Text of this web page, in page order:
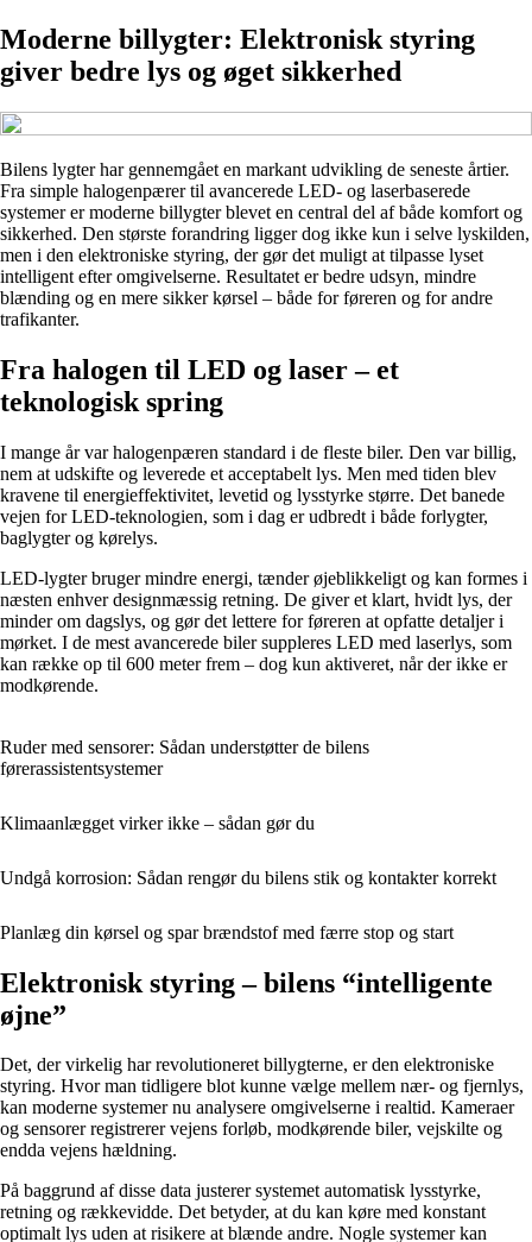
Moderne billygter: Elektronisk styring
giver bedre lys og øget sikkerhed
Bilens lygter har gennemgået en markant udvikling de seneste årtier.
Fra simple halogenpærer til avancerede LED- og laserbaserede
systemer er moderne billygter blevet en central del af både komfort og
sikkerhed. Den største forandring ligger dog ikke kun i selve lyskilden,
men i den elektroniske styring, der gør det muligt at tilpasse lyset
intelligent efter omgivelserne. Resultatet er bedre udsyn, mindre
blænding og en mere sikker kørsel – både for føreren og for andre
trafikanter.
Fra halogen til LED og laser – et
teknologisk spring
I mange år var halogenpæren standard i de fleste biler. Den var billig,
nem at udskifte og leverede et acceptabelt lys. Men med tiden blev
kravene til energieffektivitet, levetid og lysstyrke større. Det banede
vejen for LED-teknologien, som i dag er udbredt i både forlygter,
baglygter og kørelys.
LED-lygter bruger mindre energi, tænder øjeblikkeligt og kan formes i
næsten enhver designmæssig retning. De giver et klart, hvidt lys, der
minder om dagslys, og gør det lettere for føreren at opfatte detaljer i
mørket. I de mest avancerede biler suppleres LED med laserlys, som
kan række op til 600 meter frem – dog kun aktiveret, når der ikke er
modkørende.
Ruder med sensorer: Sådan understøtter de bilens
førerassistentsystemer
Klimaanlægget virker ikke – sådan gør du
Undgå korrosion: Sådan rengør du bilens stik og kontakter korrekt
Planlæg din kørsel og spar brændstof med færre stop og start
Elektronisk styring – bilens “intelligente
øjne”
Det, der virkelig har revolutioneret billygterne, er den elektroniske
styring. Hvor man tidligere blot kunne vælge mellem nær- og fjernlys,
kan moderne systemer nu analysere omgivelserne i realtid. Kameraer
og sensorer registrerer vejens forløb, modkørende biler, vejskilte og
endda vejens hældning.
På baggrund af disse data justerer systemet automatisk lysstyrke,
retning og rækkevidde. Det betyder, at du kan køre med konstant
optimalt lys uden at risikere at blænde andre. Nogle systemer kan